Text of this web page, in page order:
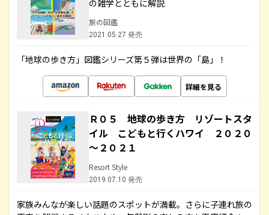
の雑学とともに解説
旅の図鑑
2021.05.27 発売
「地球の歩き方」図鑑シリーズ第５弾は世界の「島」！
詳細を見る
Ｒ０５ 地球の歩き方 リゾートスタ
イル こどもと行くハワイ ２０２０
～２０２１
Resort Style
2019.07.10 発売
家族みんなが楽しい話題のスポットが満載。さらに子連れ旅の